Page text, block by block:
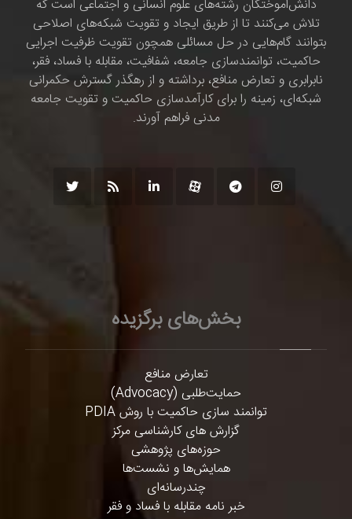
دانش‌اموختگان رشته‌های علوم انسانی و اجتماعی است که
تلاش می‌کنند تا از طریق ایجاد و تقویت شبکه‌های اصلاحی
بتوانند گام‌هایی در حل مسائلی همچون تقویت ظرفیت اجرایی
حاکمیت، توانمندسازی جامعه، شفافیت، مقابله با فساد، فقر،
نابرابری و تعارض منافع، برداشته و از رهگذر گسترش حکمرانی
شبکه‌ای، زمینه را برای کارآمدسازی حاکمیت و تقویت جامعه
مدنی فراهم آورند.
بخش‌های برگزیده
تعارض منافع
حمایت‌طلبی (Advocacy)
توانمند سازی حاکمیت با روش PDIA
گزارش های کارشناسی مرکز
حوزه‌های پژوهشی
همایش‌ها و نشست‌ها
چندرسانه‌ای
خبر نامه مقابله با فساد و فقر